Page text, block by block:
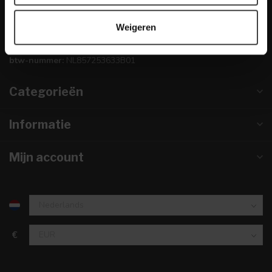
Weigeren
KVK nummer:67984495
btw-nummer: NL857253633B01
Categorieën
Informatie
Mijn account
€